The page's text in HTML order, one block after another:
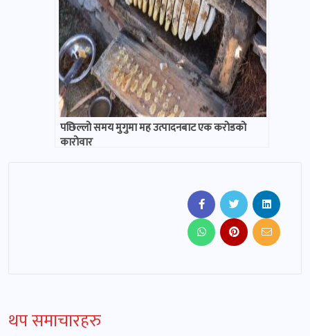
पछिल्लो समय मुगुमा मह उत्पादनबाट एक करोडको
कारोवार
थप समाचारहरु